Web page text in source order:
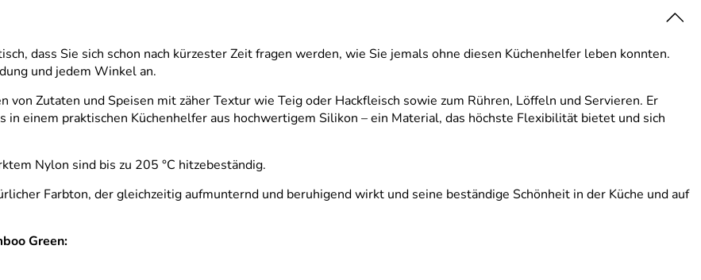
dass Sie sich schon nach kürzester Zeit fragen werden, wie Sie jemals ohne diesen Küchenhelfer leben konnten.
und jedem Winkel an.
Zutaten und Speisen mit zäher Textur wie Teig oder Hackfleisch sowie zum Rühren, Löffeln und Servieren. Er
einem praktischen Küchenhelfer aus hochwertigem Silikon – ein Material, das höchste Flexibilität bietet und sich
Nylon sind bis zu 205 °C hitzebeständig.
Farbton, der gleichzeitig aufmunternd und beruhigend wirkt und seine beständige Schönheit in der Küche und auf
Green: